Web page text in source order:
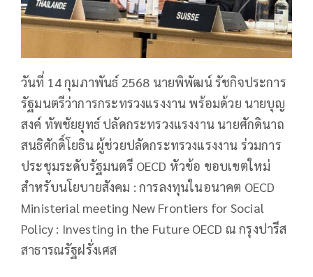
วันที่ 14 กุมภาพันธ์ 2568 นายพิพัฒน์ รัชกิจประการ
รัฐมนตรีว่าการกระทรวงแรงงาน พร้อมด้วย นายบุญ
สงค์ ทัพชัยยุทธ์ ปลัดกระทรวงแรงงาน นายศักดินาถ
สนธิศักดิ์โยธิน ผู้ช่วยปลัดกระทรวงแรงงาน ร่วมการ
ประชุมระดับรัฐมนตรี OECD หัวข้อ ขอบเขตใหม่
สำหรับนโยบายสังคม : การลงทุนในอนาคต OECD
Ministerial meeting New Frontiers for Social
Policy : Investing in the Future OECD ณ กรุงปารีส
สาธารณรัฐฝรั่งเศส